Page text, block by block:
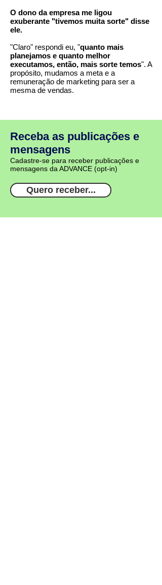
O dono da empresa me ligou
exuberante "tivemos muita sorte" disse
ele.
"Claro" respondi eu, "quanto mais
planejamos e quanto melhor
executamos, então, mais sorte temos". A
propósito, mudamos a meta e a
remuneração de marketing para ser a
mesma de vendas.
Receba as publicações e
mensagens
Cadastre-se para receber publicações e
mensagens da ADVANCE (opt-in)
Quero receber...